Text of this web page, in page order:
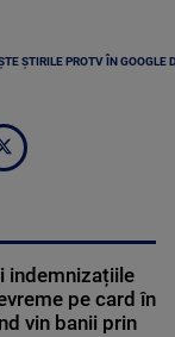
ȘTIRILE PROTV ÎN GOOGLE
indemnizațiile
pe card în
vin banii prin